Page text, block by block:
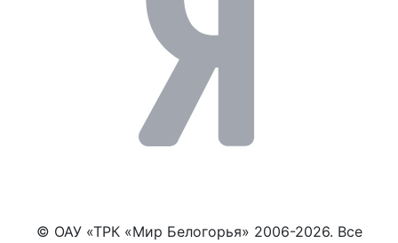
© ОАУ «ТРК «Мир Белогорья» 2006-2026. Все